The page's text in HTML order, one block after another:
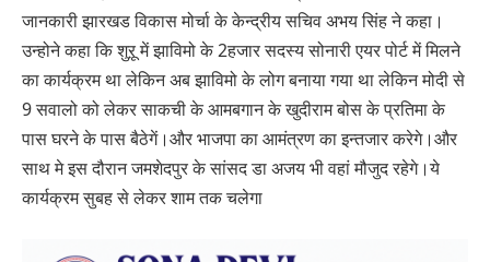
जानकारी झारखड विकास मोर्चा के केन्द्रीय सचिव अभय सिंह ने कहा।
उन्होने कहा कि शुऱू में झाविमो के 2हजार सदस्य सोनारी एयर पोर्ट में मिलने
का कार्यक्रम था लेकिन अब झाविमो के लोग बनाया गया था लेकिन मोदी से
9 सवालो को लेकर साकची के आमबगान के खुदीराम बोस के प्रतिमा के
पास घरने के पास बैठेगें।और भाजपा का आमंत्रण का इन्तजार करेगे।और
साथ मे इस दौरान जमशेदपुर के सांसद डा अजय भी वहां मौजुद रहेगे।ये
कार्यक्रम सुबह से लेकर शाम तक चलेगा